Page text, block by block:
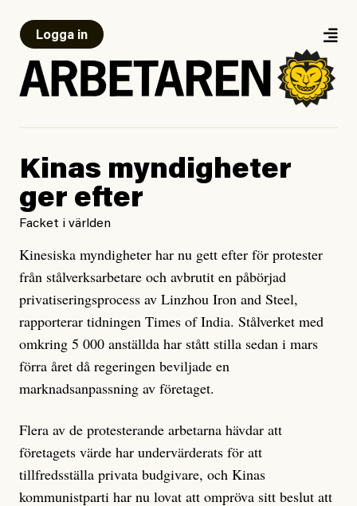
Logga in
Kinas myndigheter
ger efter
Facket i världen
Kinesiska myndigheter har nu gett efter för protester
från stålverksarbetare och avbrutit en påbörjad
privatiseringsprocess av Linzhou Iron and Steel,
rapporterar tidningen Times of India. Stålverket med
omkring 5 000 anställda har stått stilla sedan i mars
förra året då regeringen beviljade en
marknadsanpassning av företaget.
Flera av de protesterande arbetarna hävdar att
företagets värde har undervärderats för att
tillfredsställa privata budgivare, och Kinas
kommunistparti har nu lovat att ompröva sitt beslut att